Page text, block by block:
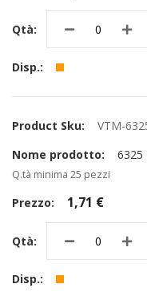
VTM-
6325
Q.tà minima 25 pezzi
1,71 €